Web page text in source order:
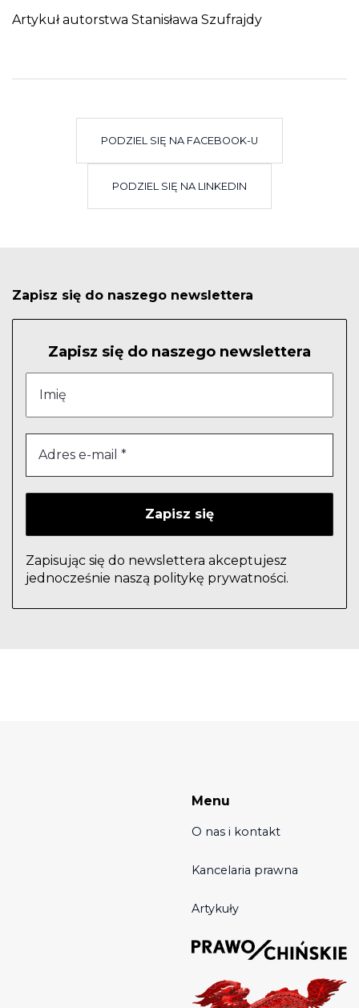
Artykuł autorstwa Stanisława Szufrajdy
PODZIEL SIĘ NA FACEBOOK-U
PODZIEL SIĘ NA LINKEDIN
Zapisz się do naszego newslettera
Zapisz się do naszego newslettera
Zapisując się do newslettera akceptujesz
jednocześnie naszą politykę prywatności.
Menu
O nas i kontakt
Kancelaria prawna
Artykuły